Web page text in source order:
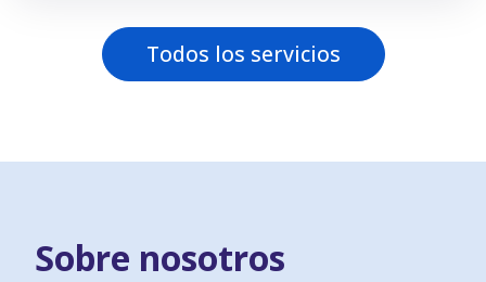
Todos los servicios
Sobre nosotros